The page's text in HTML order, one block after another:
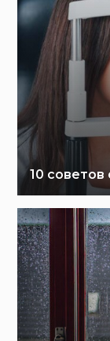
10 советов